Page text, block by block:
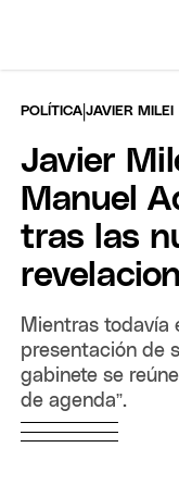
POLÍTICA |JAVIER MILEI
Javier
Manuel
tras las
Mientras todavía
presentación de
gabinete se
de agenda”.